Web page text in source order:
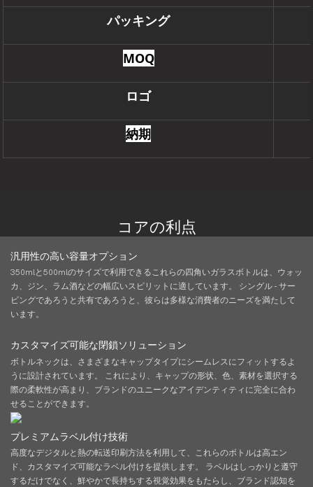
パッキング
MOQ
ロゴ
納期
コアの利点
汎用性の高い容量オプション
350mlと500mlのサイズで利用できるこれらの四角いガラスボトルは、ウォッ
カ、ジン、ラム酒などの幅広いスピリットに適しています。 シングル - サー
ビングであろうと共有であろうと、彼らは多様な消費者のニーズを満たして
います。
カスタマイズ可能な閉鎖ソリューション
ボトルネックは、さまざまなキャップタイプにシームレスにフィットするよ
うに設計されています。 これにより、キャップの形状、色、素材を選択する
際の柔軟性が高まり、ブランドのユニークなアイデンティティに完全に合わ
せることができます。
プレミアムラベル付け技術
高度なデジタルと熱の転送印刷方法を利用して、これらのボトルは高エン
ド、カスタマイズ可能なラベル付けを提供します。 ラベルはしっかりと遵守
するだけでなく、鮮やかで長持ちする視覚効果をもたらし、ブランド認知を